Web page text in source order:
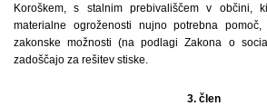
Koroškem, s stalnim prebivališčem v občini,
materialne ogroženosti nujno potrebna
zakonske možnosti (na podlagi Zakona o
zadoščajo za rešitev stiske.
3. člen